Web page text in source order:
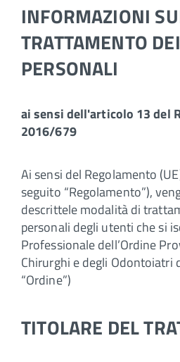
INFORMAZIONI
TRATTAMENTO
PERSONALI
ai sensi dell'articolo 13 del
2016/679
Ai sensi del Regolamento
seguito “Regolamento”),
descrittele modalità di
personali degli utenti che si
Professionale dell’Ordine
Chirurghi e degli Odontoiatri
“Ordine”)
TITOLARE DEL